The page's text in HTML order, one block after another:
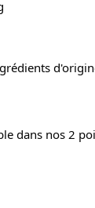
dans nos 2